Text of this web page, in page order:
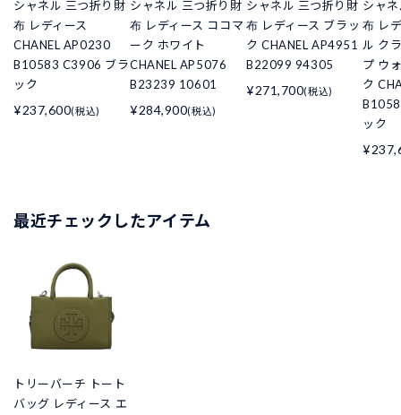
シャネル 三つ折り財
布 レディース
CHANEL AP0230
B10583 C3906 ブラ
ック
¥237,600(税込)
シャネル 三つ折り財
布 レディース ココマ
ーク ホワイト
CHANEL AP5076
B23239 10601
¥284,900(税込)
シャネル 三つ折り財
布 レディース ブラッ
ク CHANEL AP4951
B22099 94305
¥271,700(税込)
シャ
布 レ
ル ク
プ ウ
ク
ック
最近チェックしたアイテム
トリーバーチ トート
バッグ レディース エ